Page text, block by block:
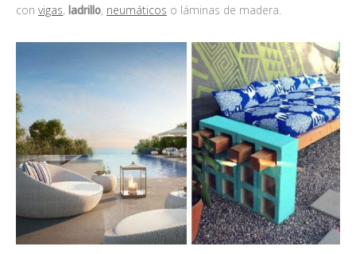
con vigas, ladrillo, neumáticos o láminas de madera.